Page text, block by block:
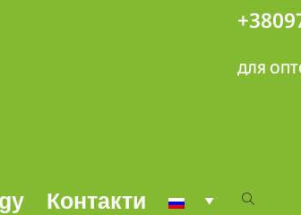
ДЛЯ
Контакти